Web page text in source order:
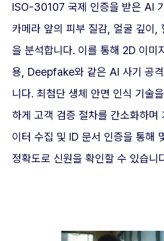
ISO-30107 국제 인증을 받은 AI
카메라 앞의 피부 질감, 얼굴 깊이,
을 분석합니다. 이를 통해 2D 이미
용, Deepfake와 같은 AI 사기 공
니다. 최첨단 생체 안면 인식 기술
하게 고객 검증 절차를 간소화하며
이터 수집 및 ID 문서 인증을 통해
정확도로 신원을 확인할 수 있습니